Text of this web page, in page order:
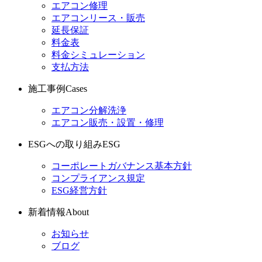
エアコン修理
エアコンリース・販売
延長保証
料金表
料金シミュレーション
支払方法
施工事例Cases
エアコン分解洗浄
エアコン販売・設置・修理
ESGへの取り組みESG
コーポレートガバナンス基本方針
コンプライアンス規定
ESG経営方針
新着情報About
お知らせ
ブログ